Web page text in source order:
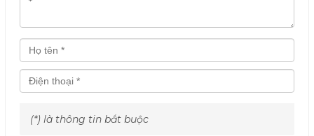
(*) là thông tin bắt buộc